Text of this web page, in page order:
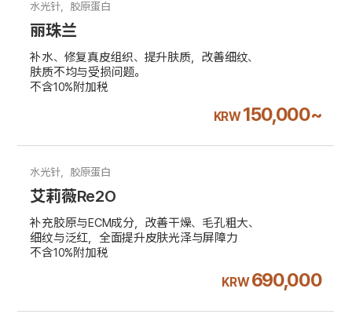
水光针，胶原蛋白
丽珠兰
补水、修复真皮组织、提升肤质，改善细纹、
肤质不均与受损问题。
不含10%附加税
KRW150,000~
水光针，胶原蛋白
艾莉薇Re2O
补充胶原与ECM成分，改善干燥、毛孔粗大、
细纹与泛红，全面提升皮肤光泽与屏障力
不含10%附加税
KRW690,000